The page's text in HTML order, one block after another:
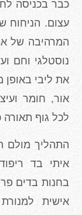
כבר בכניסה
עצום. הניחוח
המרהיבה של
נוסטלגי וחם
את ליבי באופן
אור, חומר
לכל גוף תאורה
התהליך מולם
איתי בד
בחנות בדים
אישית